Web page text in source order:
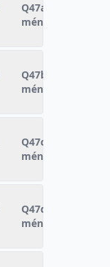
Q47a - âge de la
ménage
Q47b - sexe de
ménage
Q47c - âge de la
ménage
Q47d - sexe de
ménage